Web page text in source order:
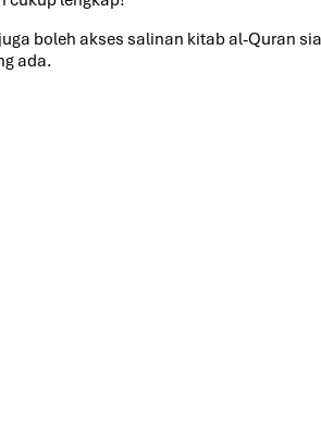
boleh akses salinan kitab al-Quran
ada.